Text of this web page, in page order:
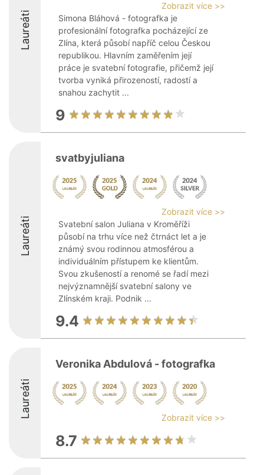
Laureáti
Zobrazit více >>
Simona Bláhová - fotografka je
profesionální fotografka pocházející ze
Zlína, která působí napříč celou Českou
republikou. Hlavním zaměřením její
práce je svatební fotografie, přičemž její
tvorba vyniká přirozeností, radostí a
snahou zachytit ...
9
Laureáti
svatbyjuliana
Zobrazit více >>
Svatební salon Juliana v Kroměříži
působí na trhu více než čtrnáct let a je
známý svou rodinnou atmosférou a
individuálním přístupem ke klientům.
Svou zkušeností a renomé se řadí mezi
nejvýznamnější svatební salony ve
Zlínském kraji. Podnik ...
9.4
Laureáti
Veronika Abdulová - fotografka
Zobrazit více >>
8.7